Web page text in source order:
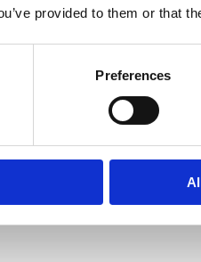
provided to them or that
Preferences